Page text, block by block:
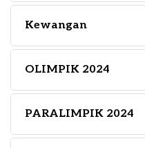
Kewangan
OLIMPIK 2024
PARALIMPIK 2024